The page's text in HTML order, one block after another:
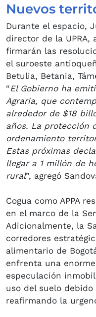
Nuevos
Durante el espacio,
director de la UPRA,
firmarán las
el suroeste
Betulia, Betania,
“El Gobierno ha
Agraria, que
alrededor de $18
años. La protección
ordenamiento
Estas próximas
llegar a 1 millón de
rural”, agregó
Cogua como APPA
en el marco de la
Adicionalmente, la
corredores
alimentario de
enfrenta una
especulación
uso del suelo
reafirmando la